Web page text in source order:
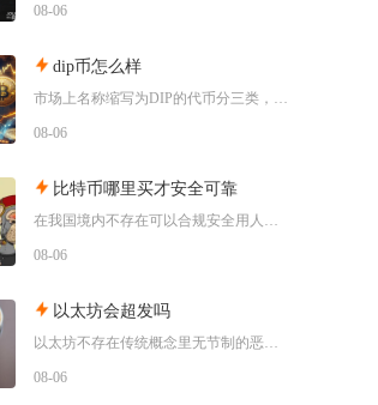
08-06
dip币怎么样
市场上名称缩写为DIP的代币分三类，其中具备真实落地业务的EtheriscDIP长期基本面
08-06
比特币哪里买才安全可靠
在我国境内不存在可以合规安全用人民币直接购买比特币的渠道，想要尽可能降低交易风险，仅能选择
08-06
以太坊会超发吗
以太坊不存在传统概念里无节制的恶性超发，仅会在链上活跃度低迷阶段出现温和的小幅净增发，网络
08-06